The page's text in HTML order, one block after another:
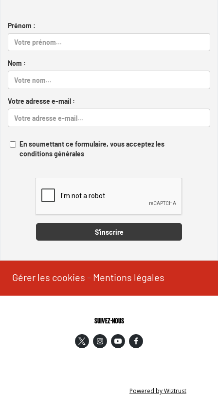
Prénom :
Nom :
Votre adresse e-mail :
En soumettant ce formulaire, vous acceptez les
conditions générales
S'inscrire
Gérer les cookies - Mentions légales
SUIVEZ-NOUS
Powered by Wiztrust